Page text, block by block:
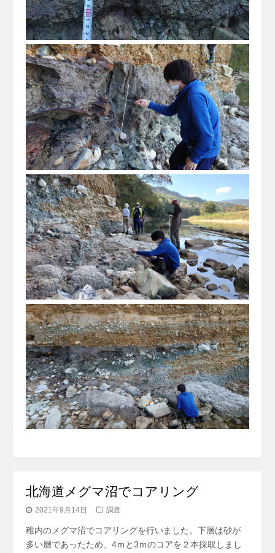
北海道メグマ沼でコアリング
2021年9月14日 調査
稚内のメグマ沼でコアリングを行いました。下層は砂が
多い層であったため、4ｍと3ｍのコアを２本採取しまし